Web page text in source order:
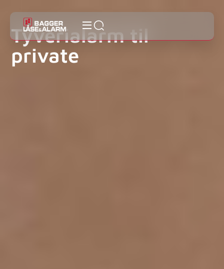
Tyverialarm til
private